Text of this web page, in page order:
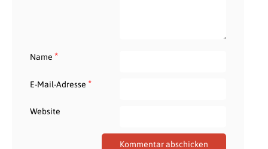
Name *
E-Mail-Adresse *
Website